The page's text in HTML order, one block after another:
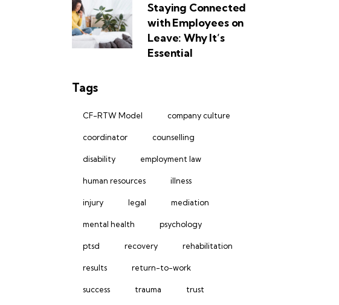
Staying Connected
with Employees on
Leave: Why It’s
Essential
Tags
CF-RTW Model company culture
coordinator counselling
disability employment law
human resources illness
injury legal mediation
mental health psychology
ptsd recovery rehabilitation
results return-to-work
success trauma trust